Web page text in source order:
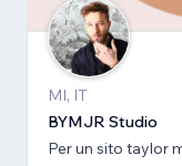
MI, IT
BYMJR Studio
Per un sito taylor